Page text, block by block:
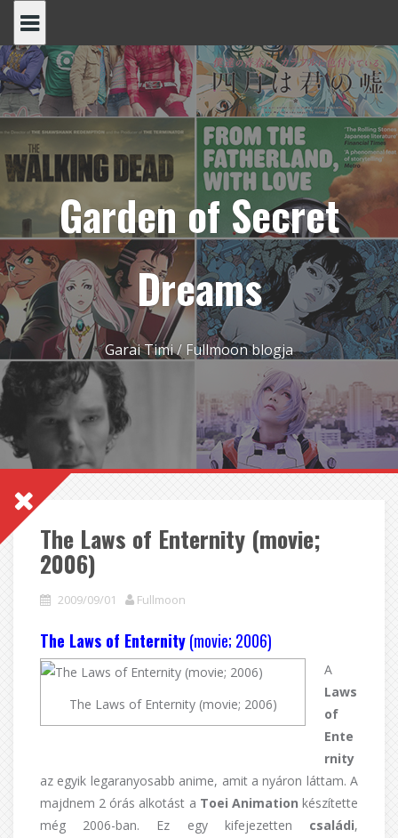
content
Garden of Secret
Dreams
Garai Timi / Fullmoon blogja
The Laws of Enternity (movie;
2006)
2009/09/01 Fullmoon
The Laws of Enternity(movie; 2006)
The Laws of Enternity (movie; 2006)
A
Laws
of
Ente
rnity
az egyik legaranyosabb anime, amit a nyáron láttam. A
majdnem 2 órás alkotást a Toei Animation készítette
még 2006-ban. Ez egy kifejezetten családi,